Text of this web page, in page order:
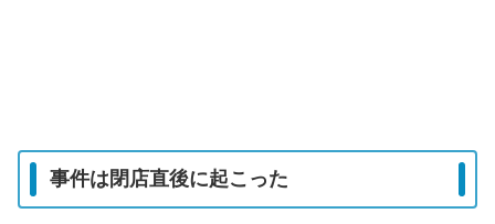
事件は閉店直後に起こった